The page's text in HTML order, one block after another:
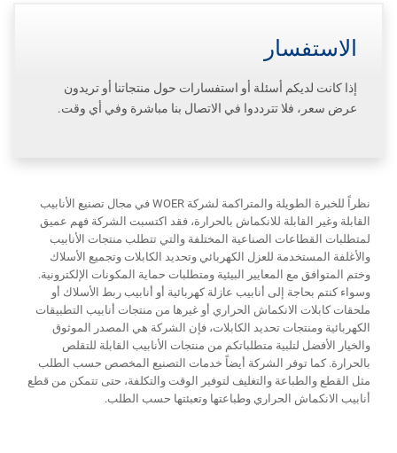
الاستفسار
إذا كانت لديكم أسئلة أو استفسارات حول منتجاتنا أو تريدون
عرض سعر، فلا تترددوا في الاتصال بنا مباشرة وفي أي وقت.
نظراً للخبرة الطويلة والمتراكمة لشركة WOER في مجال تصنيع الأنابيب
القابلة وغير القابلة للانكماش بالحرارة، فقد اكتسبت الشركة فهم عميق
لمتطلبات القطاعات الصناعية المختلفة والتي تتطلب منتجات الأنابيب
والأغلفة المستخدمة للعزل الكهربائي وتحديد الكابلات وتجميع الأسلاك
وختم المتوافق مع المعايير البيئية ومتطلبات حماية المكونات الإلكترونية.
وسواء كنتم بحاجة إلى أنابيب عازلة كهربائية أو أنابيب ربط الأسلاك أو
ملحقات كابلات الانكماش الحراري أو غيرها من منتجات أنابيب التطبيقات
الكهربائية ومنتجات تحديد الكابلات، فإن الشركة هي المصدر الموثوق
والخيار الأفضل لتلبية متطلباتكم من منتجات الأنابيب القابلة للتقلص
بالحرارة. كما توفر الشركة أيضاً خدمات التصنيع المخصص حسب الطلب
مثل القطع والطباعة والتغليف لتوفير الوقت والتكلفة، حتى تتمكن من قطع
أنابيب الانكماش الحراري وطباعتها وتعبئتها حسب الطلب.